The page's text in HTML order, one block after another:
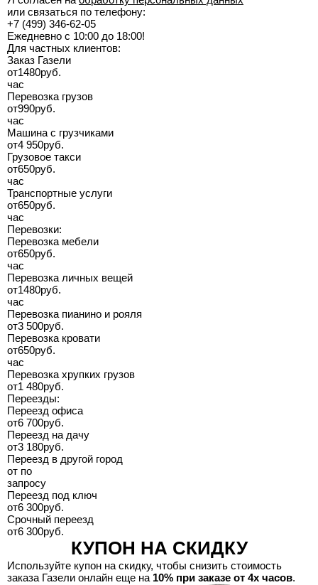
или связаться по телефону:
+7 (499) 346-62-05
Ежедневно с 10:00 до 18:00!
Для частных клиентов:
Заказ Газели
от1480руб.
час
Перевозка грузов
от990руб.
час
Машина с грузчиками
от4 950руб.
Грузовое такси
от650руб.
час
Транспортные услуги
от650руб.
час
Перевозки:
Перевозка мебели
от650руб.
час
Перевозка личных вещей
от1480руб.
час
Перевозка пианино и рояля
от3 500руб.
Перевозка кровати
от650руб.
час
Перевозка хрупких грузов
от1 480руб.
Переезды:
Переезд офиса
от6 700руб.
Переезд на дачу
от3 180руб.
Переезд в другой город
от по
запросу
Переезд под ключ
от6 300руб.
Срочный переезд
от6 300руб.
КУПОН НА СКИДКУ
Используйте купон на скидку, чтобы снизить стоимость
заказа Газели онлайн еще на 10% при заказе от 4х часов.